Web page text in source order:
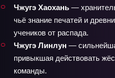
Чжугэ Хаохань —
чьё знание печатей и
учеников от распада.
Чжугэ Линлун —
привыкшая действовать
команды.